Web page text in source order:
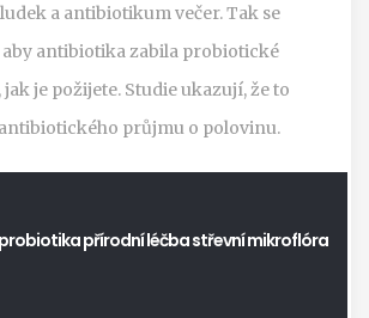
a antibiotikum večer. Tak se
antibiotika zabila probiotické
je požijete. Studie ukazují, že to
průjmu o polovinu.
probiotikapřírodní léčbastřevní mikroflóra